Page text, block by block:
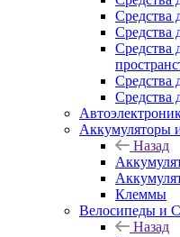
Средства
Средства
Средства
Средства
Средства
Аккумуляторы
Назад
Клеммы
Велосипеды и
Назад